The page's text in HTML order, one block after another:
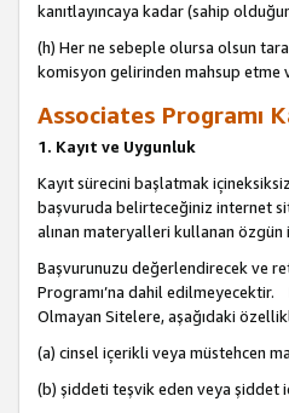
kanıtlayıncaya kadar (sahip
(h) Her ne sebeple olursa olsun
komisyon gelirinden mahsup etme
Associates Programı
1. Kayıt ve Uygunluk
Kayıt sürecini başlatmak
başvuruda belirteceğiniz internet
alınan materyalleri kullanan
Başvurunuzu değerlendirecek ve
Programı’na dahil edilmeyecektir.
Olmayan Sitelere, aşağıdaki
(a) cinsel içerikli veya müstehcen
(b) şiddeti teşvik eden veya şiddet